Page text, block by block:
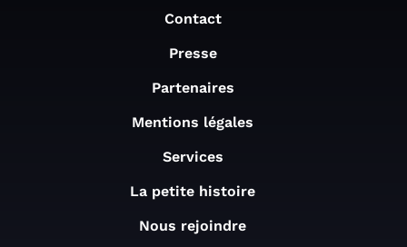
Contact
Presse
Partenaires
Mentions légales
Services
La petite histoire
Nous rejoindre